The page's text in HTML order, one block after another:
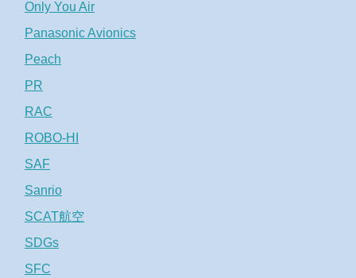
Only You Air
Panasonic Avionics
Peach
PR
RAC
ROBO-HI
SAF
Sanrio
SCAT航空
SDGs
SFC